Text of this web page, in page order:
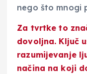
nego što mnogi
Za tvrtke to
dovoljna. Ključ
razumijevanje
načina na koji